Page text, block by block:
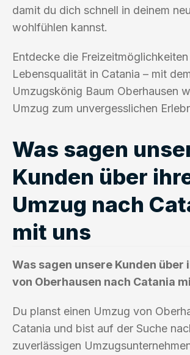
damit du dich schnell in deinem
wohlfühlen kannst.
Entdecke die
Lebensqualität in Catania – mit
Umzugskönig Baum Oberhausen
Umzug zum unvergesslichen
Was sagen
Kunden über
Umzug nach
mit uns
Was sagen unsere Kunden über
von Oberhausen nach Catania
Du planst einen Umzug von
Catania und bist auf der Suche
zuverlässigen